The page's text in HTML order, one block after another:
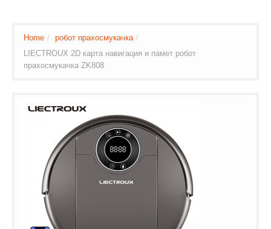
Home / робот прахосмукачка /
LIECTROUX 2D карта навигация и памет робот
прахосмукачка ZK808